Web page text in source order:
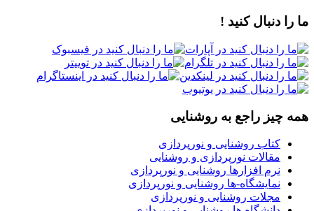
ما را دنبال کنید !
همه چیز راجع به روشنایی
کتاب روشنایی و نورپردازی
مقالات نورپردازی و روشنایی
نرم افزارها روشنایی و نورپردازی
نمایشگاه-ها روشنایی و نورپردازی
مجلات روشنایی و نورپردازی